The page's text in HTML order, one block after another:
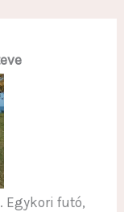
Egykori futó,